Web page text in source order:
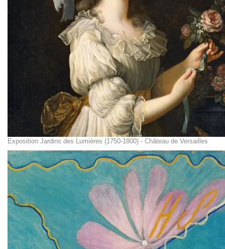
Exposition Jardins des Lumières (1750-1800) - Château de Versailles